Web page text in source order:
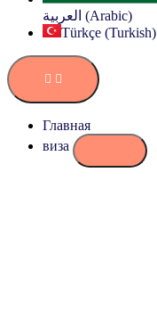
العربية (Arabic)
Türkçe (Turkish)
Главная
виза